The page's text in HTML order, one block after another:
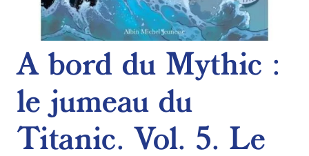
A bord du Mythic :
le jumeau du
Titanic. Vol. 5. Le